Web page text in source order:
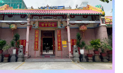
年09月06日 签发第26/GP-CBC号许可